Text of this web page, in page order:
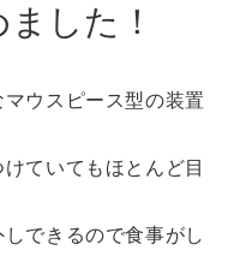
した！
ウスピース型の装置
ていてもほとんど目
できるので食事がし